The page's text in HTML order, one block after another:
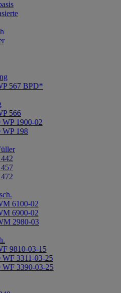
567 BPD*
566
1900-02
198
6100-02
6900-02
2980-03
9810-03-15
3311-03-25
3390-03-25